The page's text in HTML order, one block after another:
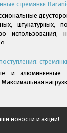
стремянки
штукатурных,
использования,
и алюминиевые
Максимальная
новости и акции!